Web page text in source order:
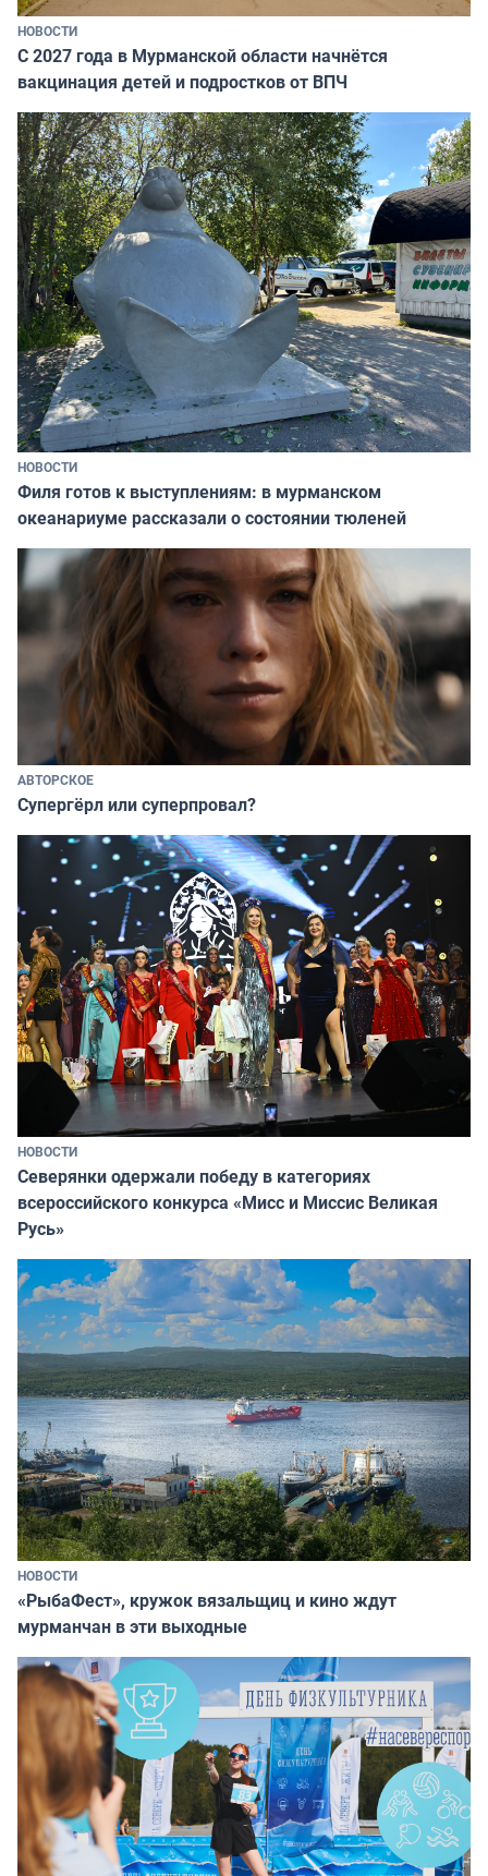
НОВОСТИ
С 2027 года в Мурманской области начнётся
вакцинация детей и подростков от ВПЧ
НОВОСТИ
Филя готов к выступлениям: в мурманском
океанариуме рассказали о состоянии тюленей
АВТОРСКОЕ
Супергёрл или суперпровал?
НОВОСТИ
Северянки одержали победу в категориях
всероссийского конкурса «Мисс и Миссис Великая
Русь»
НОВОСТИ
«РыбаФест», кружок вязальщиц и кино ждут
мурманчан в эти выходные